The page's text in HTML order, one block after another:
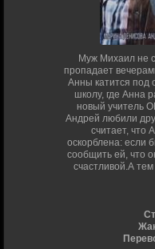
Муж Михаил не
пропадает
Анны катится под
школу, где Анна
новый учитель
Андрей любили
считает, что
оскорблена: если
сообщить ей, что
счастливой.А